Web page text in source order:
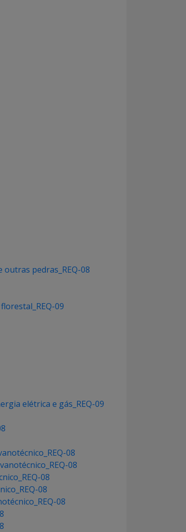
pedras_REQ-08
09
elétrica e gás_REQ-09
08
08
08
08
08